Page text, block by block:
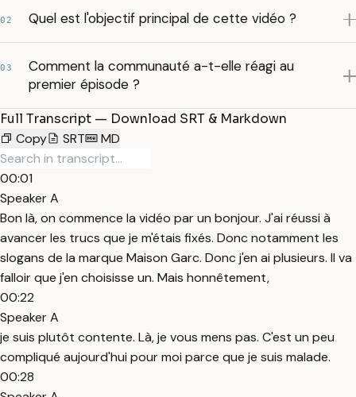
02 Quel est l'objectif principal de cette vidéo ?
03
Comment la communauté a-t-elle réagi au
premier épisode ?
Full Transcript — Download SRT & Markdown
Copy
SRT MD
00:01
Speaker A
Bon là, on commence la vidéo par un bonjour. J'ai réussi à
avancer les trucs que je m'étais fixés. Donc notamment les
slogans de la marque Maison Garc. Donc j'en ai plusieurs. Il va
falloir que j'en choisisse un. Mais honnêtement,
00:22
Speaker A
je suis plutôt contente. Là, je vous mens pas. C'est un peu
compliqué aujourd'hui pour moi parce que je suis malade.
00:28